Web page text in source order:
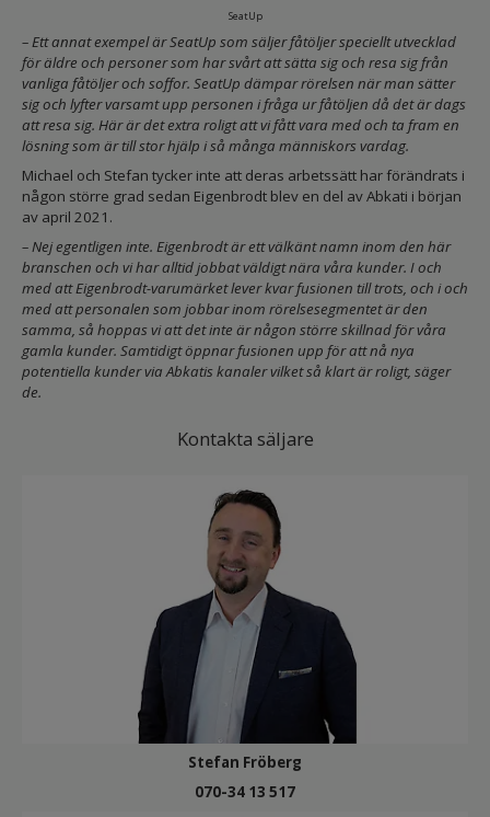
SeatUp
– Ett annat exempel är SeatUp som säljer fåtöljer speciellt utvecklad
för äldre och personer som har svårt att sätta sig och resa sig från
vanliga fåtöljer och soffor. SeatUp dämpar rörelsen när man sätter
sig och lyfter varsamt upp personen i fråga ur fåtöljen då det är dags
att resa sig. Här är det extra roligt att vi fått vara med och ta fram en
lösning som är till stor hjälp i så många människors vardag.
Michael och Stefan tycker inte att deras arbetssätt har förändrats i
någon större grad sedan Eigenbrodt blev en del av Abkati i början
av april 2021.
– Nej egentligen inte. Eigenbrodt är ett välkänt namn inom den här
branschen och vi har alltid jobbat väldigt nära våra kunder. I och
med att Eigenbrodt-varumärket lever kvar fusionen till trots, och i och
med att personalen som jobbar inom rörelsesegmentet är den
samma, så hoppas vi att det inte är någon större skillnad för våra
gamla kunder. Samtidigt öppnar fusionen upp för att nå nya
potentiella kunder via Abkatis kanaler vilket så klart är roligt, säger
de.
Kontakta säljare
Stefan Fröberg
070-34 13 517